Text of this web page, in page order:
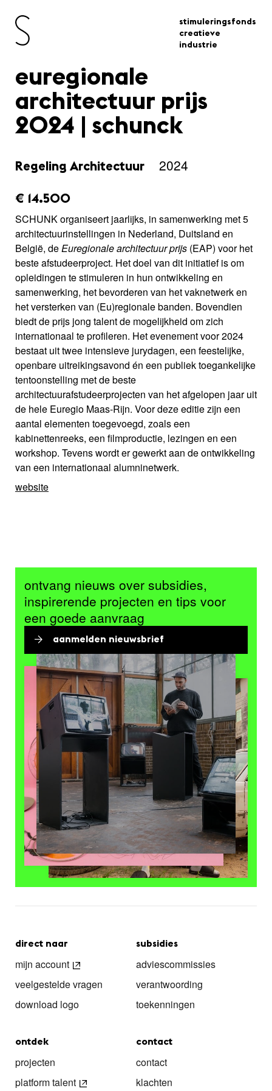
stimuleringsfonds
creatieve
industrie
euregionale
architectuur prijs
2024 | schunck
Regeling Architectuur 2024
amount_issued:
€ 14.500
SCHUNK organiseert jaarlijks, in samenwerking met 5
architectuurinstellingen in Nederland, Duitsland en
België, deEuregionale architectuur prijs (EAP) voor het
beste afstudeerproject. Het doel van dit initiatief is om
opleidingen te stimuleren in hun ontwikkeling en
samenwerking, het bevorderen van het vaknetwerk en
het versterken van (Eu)regionale banden. Bovendien
biedt de prijs jong talent de mogelijkheid om zich
internationaal te profileren. Het evenement voor 2024
bestaat uit twee intensieve jurydagen, een feestelijke,
openbare uitreikingsavond én een publiek toegankelijke
tentoonstelling met de beste
architectuurafstudeerprojecten van het afgelopen jaar uit
de hele Euregio Maas-Rijn. Voor deze editie zijn een
aantal elementen toegevoegd, zoals een
kabinettenreeks, een filmproductie, lezingen en een
workshop. Tevens wordt er gewerkt aan de ontwikkeling
van een internationaal alumninetwerk.
website
ontvang nieuws over subsidies,
inspirerende projecten en tips voor
een goede aanvraag
aanmelden nieuwsbrief
direct naar
mijn account
veelgestelde vragen
download logo
subsidies
adviescommissies
verantwoording
toekenningen
ontdek
projecten
platform talent
contact
contact
klachten